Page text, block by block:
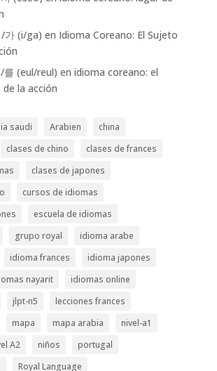
가 (i/ga) en Idioma Coreano: El Sujeto
를 (eul/reul) en idioma coreano: el
la acción
saudi Arabien
china
clases de chino
clases de frances
clases de japones
cursos de idiomas
escuela de idiomas
grupo royal
idioma arabe
idioma frances
idioma japones
nayarit
idiomas online
jlpt-n5
lecciones frances
mapa mapa arabia
nivel-a1
A2 niños
portugal
Royal Language